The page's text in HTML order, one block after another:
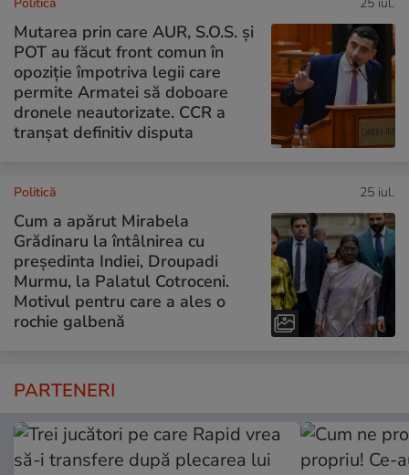
Mutarea prin care AUR, S.O.S. și
POT au făcut front comun în
opoziție împotriva legii care
permite Armatei să doboare
dronele neautorizate. CCR a
tranșat definitiv disputa
Politică 25 iul.
Cum a apărut Mirabela
Grădinaru la întâlnirea cu
președinta Indiei, Droupadi
Murmu, la Palatul Cotroceni.
Motivul pentru care a ales o
rochie galbenă
PARTENERI